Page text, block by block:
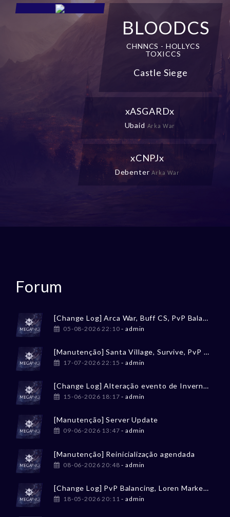
BLOODCS
CHNNCS - HOLLYCS
TOXICCS
Castle Siege
xASGARDx
Ubaid Arka War
xCNPJx
DebenterArka War
Forum
[Change Log] Arca War, Buff CS, PvP Balancing
05-08-2026 22:10 - admin
[Manutenção] Santa Village, Survive, PvP Balancing
17-07-2026 22:15 - admin
[Change Log] Alteração evento de Inverno / Winter event change
15-06-2026 18:17 - admin
[Manutenção] Server Update
09-06-2026 13:47 - admin
[Manutenção] Reinicialização agendada
08-06-2026 20:48 - admin
[Change Log] PvP Balancing, Loren Market, Tesouro Perdido
18-05-2026 20:11 - admin